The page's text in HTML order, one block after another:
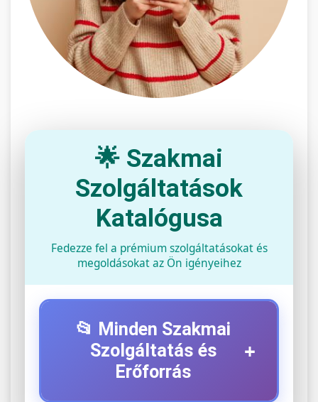
🌟 Szakmai
Szolgáltatások
Katalógusa
Fedezze fel a prémium szolgáltatásokat és
megoldásokat az Ön igényeihez
📂 Minden Szakmai
Szolgáltatás és
Erőforrás
+